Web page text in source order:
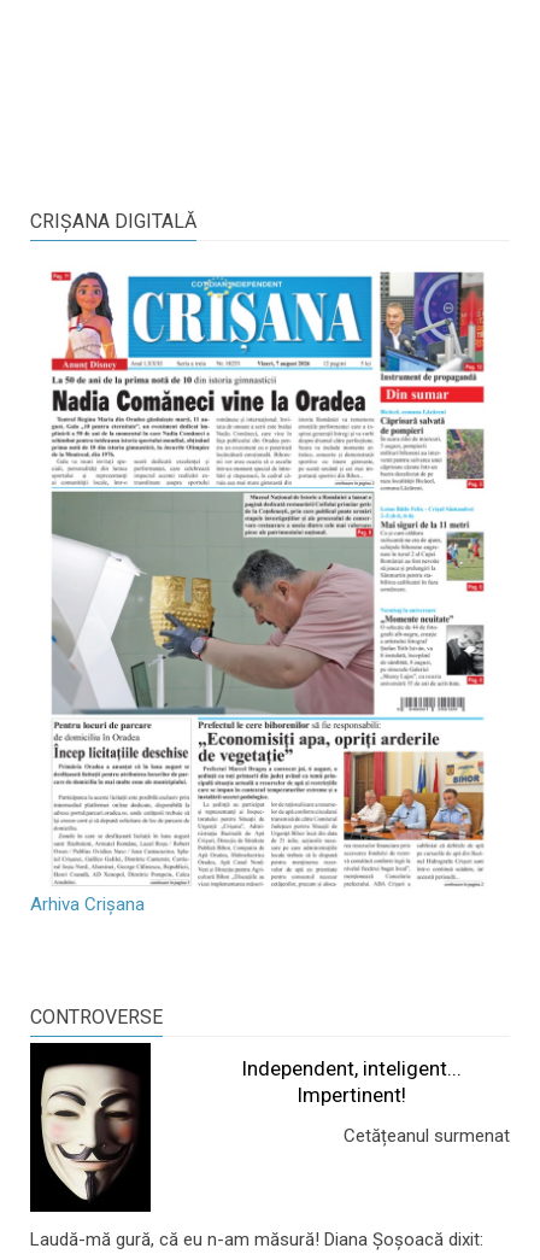
CRIŞANA DIGITALĂ
Arhiva Crișana
CONTROVERSE
Independent, inteligent...
Impertinent!
Cetățeanul surmenat
Laudă-mă gură, că eu n-am măsură! Diana Șoșoacă dixit: